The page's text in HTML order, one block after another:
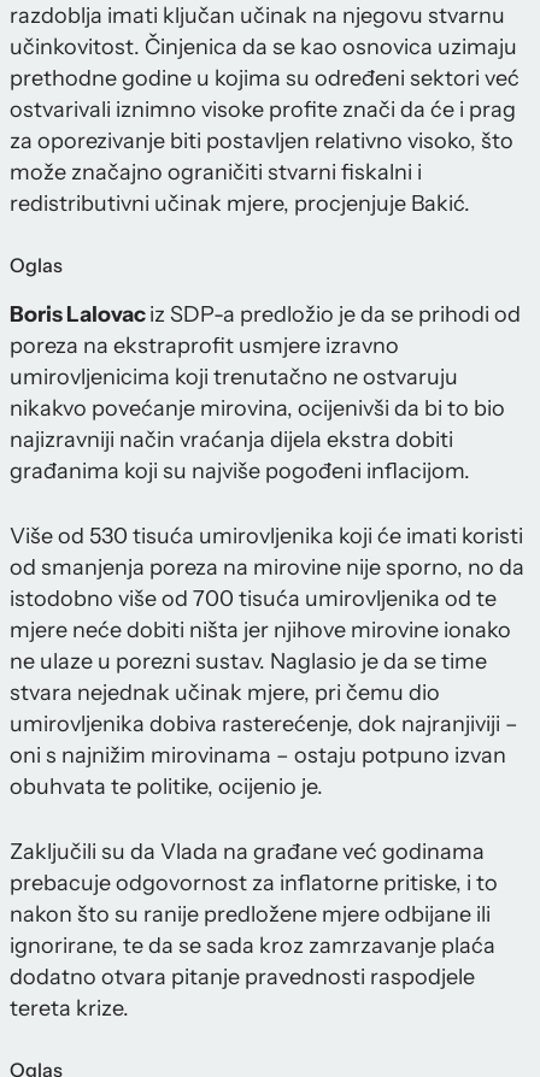
razdoblja imati ključan učinak na njegovu stvarnu
učinkovitost. Činjenica da se kao osnovica uzimaju
prethodne godine u kojima su određeni sektori već
ostvarivali iznimno visoke profite znači da će i prag
za oporezivanje biti postavljen relativno visoko, što
može značajno ograničiti stvarni fiskalni i
redistributivni učinak mjere, procjenjuje Bakić.
Oglas
Boris Lalovaciz SDP-a predložio je da se prihodi od
poreza na ekstraprofit usmjere izravno
umirovljenicima koji trenutačno ne ostvaruju
nikakvo povećanje mirovina, ocijenivši da bi to bio
najizravniji način vraćanja dijela ekstra dobiti
građanima koji su najviše pogođeni inflacijom.
Više od 530 tisuća umirovljenika koji će imati koristi
od smanjenja poreza na mirovine nije sporno, no da
istodobno više od 700 tisuća umirovljenika od te
mjere neće dobiti ništa jer njihove mirovine ionako
ne ulaze u porezni sustav. Naglasio je da se time
stvara nejednak učinak mjere, pri čemu dio
umirovljenika dobiva rasterećenje, dok najranjiviji –
oni s najnižim mirovinama – ostaju potpuno izvan
obuhvata te politike, ocijenio je.
Zaključili su da Vlada na građane već godinama
prebacuje odgovornost za inflatorne pritiske, i to
nakon što su ranije predložene mjere odbijane ili
ignorirane, te da se sada kroz zamrzavanje plaća
dodatno otvara pitanje pravednosti raspodjele
tereta krize.
Oglas